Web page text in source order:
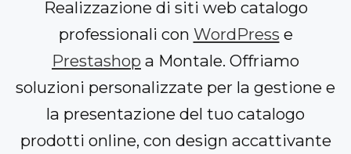
Realizzazione di siti web catalogo
professionali con WordPress e
Prestashop a Montale. Offriamo
soluzioni personalizzate per la gestione e
la presentazione del tuo catalogo
prodotti online, con design accattivante